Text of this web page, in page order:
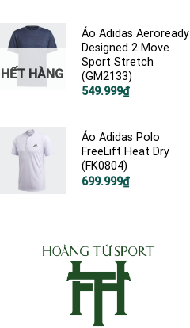
1.699.999₫.
HẾT HÀNG
Áo Adidas Aeroready
Designed 2 Move
Sport Stretch
(GM2133)
Giá
549.999₫
Giá
549.999₫.
Áo Adidas Polo
FreeLift Heat Dry
(FK0804)
Giá
699.999₫
Giá
699.999₫.